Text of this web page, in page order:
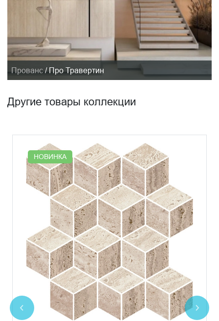
Прованс / Про Травертин
Другие товары коллекции
НОВИНКА